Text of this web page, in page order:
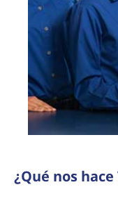
¿Qué nos